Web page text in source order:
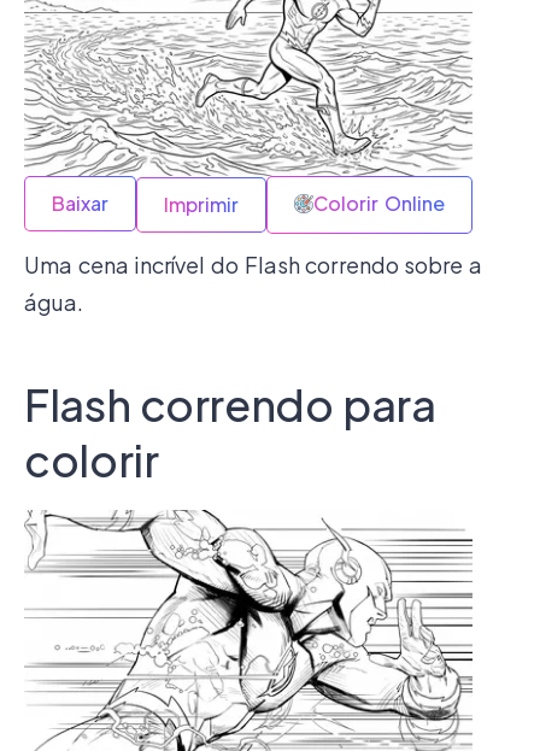
Baixar Imprimir Colorir Online
Uma cena incrível do Flash correndo sobre a
água.
Flash correndo para
colorir